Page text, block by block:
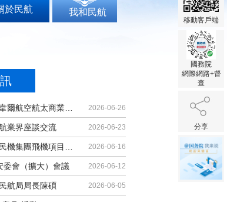
於民航 我和民航
2026-06-26
業界座談交流 2026-06-23
2026-06-16
委會（擴大）會議 2026-06-12
航局局長陳碩 2026-06-05
移動客戶端
國務院
網際網路+督
查
分享